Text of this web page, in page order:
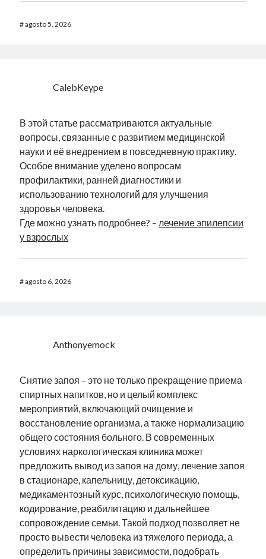
#agosto 5, 2026
CalebKeype
В этой статье рассматриваются актуальные
вопросы, связанные с развитием медицинской
науки и её внедрением в повседневную практику.
Особое внимание уделено вопросам
профилактики, ранней диагностики и
использованию технологий для улучшения
здоровья человека.
Где можно узнать подробнее? – лечение эпилепсии
у взрослых
#agosto 6, 2026
Anthonyemock
Снятие запоя – это не только прекращение приема
спиртных напитков, но и целый комплекс
мероприятий, включающий очищение и
восстановление организма, а также нормализацию
общего состояния больного. В современных
условиях наркологическая клиника может
предложить вывод из запоя на дому, лечение запоя
в стационаре, капельницу, детоксикацию,
медикаментозный курс, психологическую помощь,
кодирование, реабилитацию и дальнейшее
сопровождение семьи. Такой подход позволяет не
просто вывести человека из тяжелого периода, а
определить причины зависимости, подобрать